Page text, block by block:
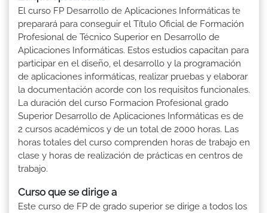
El curso FP Desarrollo de Aplicaciones Informáticas te
preparará para conseguir el Título Oficial de Formación
Profesional de Técnico Superior en Desarrollo de
Aplicaciones Informáticas. Estos estudios capacitan para
participar en el diseño, el desarrollo y la programación
de aplicaciones informáticas, realizar pruebas y elaborar
la documentación acorde con los requisitos funcionales.
La duración del curso Formacion Profesional grado
Superior Desarrollo de Aplicaciones Informáticas es de
2 cursos académicos y de un total de 2000 horas. Las
horas totales del curso comprenden horas de trabajo en
clase y horas de realización de prácticas en centros de
trabajo.
Curso que se dirige a
Este curso de FP de grado superior se dirige a todos los